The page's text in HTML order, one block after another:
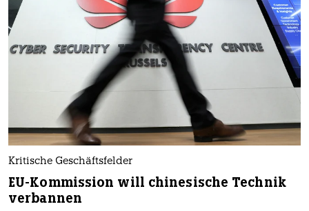
Kritische Geschäftsfelder
EU-Kommission will chinesische Technik
verbannen